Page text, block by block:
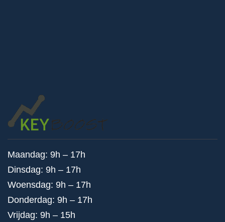
Maandag: 9h – 17h
Dinsdag: 9h – 17h
Woensdag: 9h – 17h
Donderdag: 9h – 17h
Vrijdag: 9h – 15h